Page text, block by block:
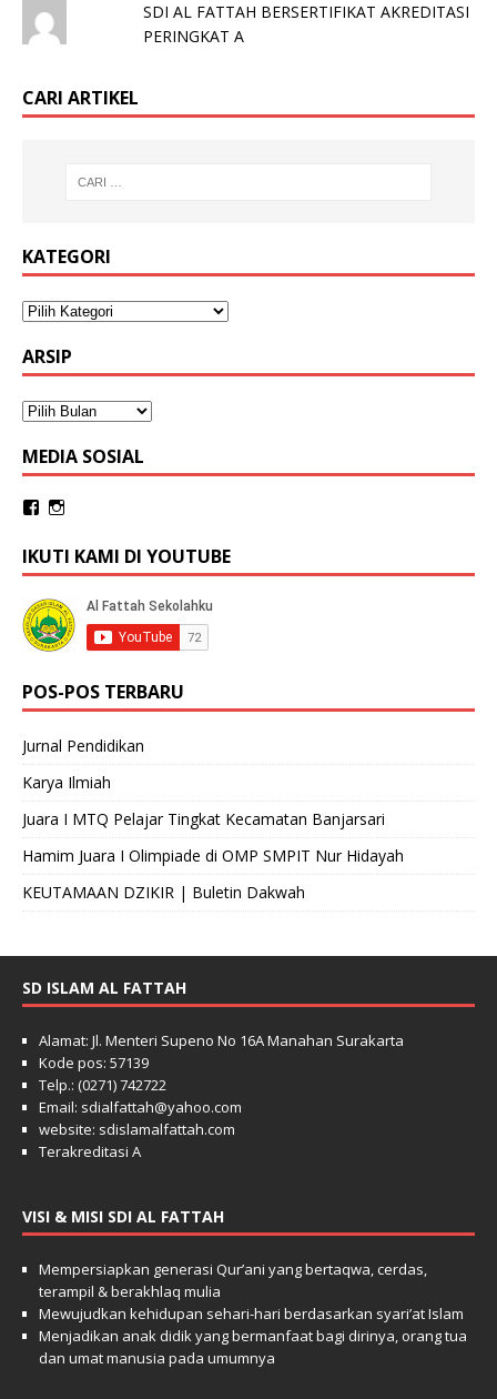
SDI AL FATTAH BERSERTIFIKAT AKREDITASI
PERINGKAT A
CARI ARTIKEL
KATEGORI
ARSIP
MEDIA SOSIAL
IKUTI KAMI DI YOUTUBE
POS-POS TERBARU
Jurnal Pendidikan
Karya Ilmiah
Juara I MTQ Pelajar Tingkat Kecamatan Banjarsari
Hamim Juara I Olimpiade di OMP SMPIT Nur Hidayah
KEUTAMAAN DZIKIR | Buletin Dakwah
SD ISLAM AL FATTAH
Alamat: Jl. Menteri Supeno No 16A Manahan Surakarta
Kode pos: 57139
Telp.: (0271) 742722
Email: sdialfattah@yahoo.com
website: sdislamalfattah.com
Terakreditasi A
VISI & MISI SDI AL FATTAH
Mempersiapkan generasi Qur’ani yang bertaqwa, cerdas,
terampil & berakhlaq mulia
Mewujudkan kehidupan sehari-hari berdasarkan syari’at Islam
Menjadikan anak didik yang bermanfaat bagi dirinya, orang tua
dan umat manusia pada umumnya